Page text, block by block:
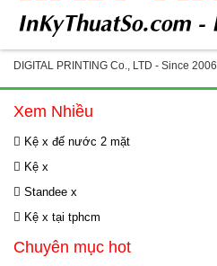
DIGITAL PRINTING Co., LTD - Since 2006
Xem Nhiều
Kệ x đế nước 2 mặt
Kệ x
Standee x
Kệ x tại tphcm
Chuyên mục hot